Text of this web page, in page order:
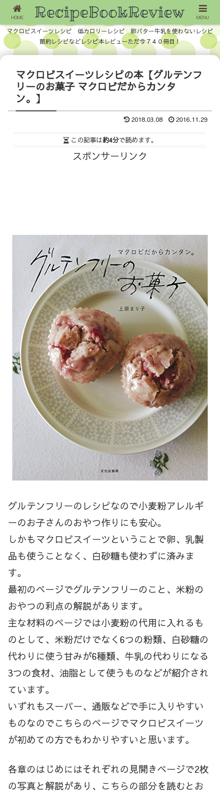
マクロビスイーツレシピ 低カロリーレシピ 卵バター牛乳を使わないレシピ
節約レシピなどレシピ本レビューただ今７４０冊目！
マクロビスイーツレシピの本【グルテンフ
リーのお菓子 マクロビだからカンタ
ン。】
2018.03.08 2016.11.29
この記事は約4分で読めます。
スポンサーリンク
グルテンフリーのレシピなので小麦粉アレルギ
ーのお子さんのおやつ作りにも安心。
しかもマクロビスイーツということで卵、乳製
品も使うことなく、白砂糖も使わずに済みま
す。
最初のページでグルテンフリーのこと、米粉の
おやつの利点の解説があります。
主な材料のページでは小麦粉の代用に入れるも
のとして、米粉だけでなく6つの粉類、白砂糖の
代わりに使う甘みが6種類、牛乳の代わりになる
3つの食材、油脂として使うものなどが紹介され
ています。
いずれもスーパー、通販などで手に入りやすい
ものなのでこちらのページでマクロビスイーツ
が初めての方でもわかりやすいと思います。
各章のはじめにはそれぞれの見開きページで2枚
の写真と解説があり、こちらの部分を読むとお
HOME MENU